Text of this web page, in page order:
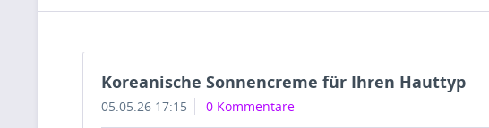
Koreanische Sonnencreme für Ihren Hauttyp
05.05.26 17:15 0 Kommentare